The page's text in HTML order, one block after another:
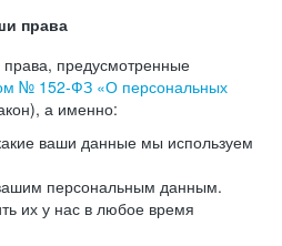
права
предусмотренные
№ 152-ФЗ «О персональных
а именно:
ваши данные мы используем
персональным данным.
их у нас в любое время